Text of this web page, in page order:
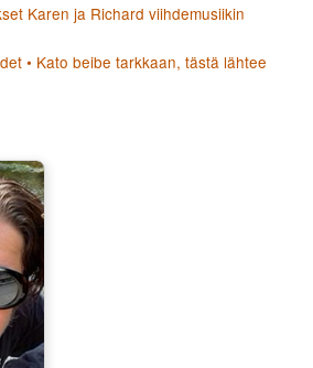
Karen ja Richard viihdemusiikin
• Kato beibe tarkkaan, tästä lähtee